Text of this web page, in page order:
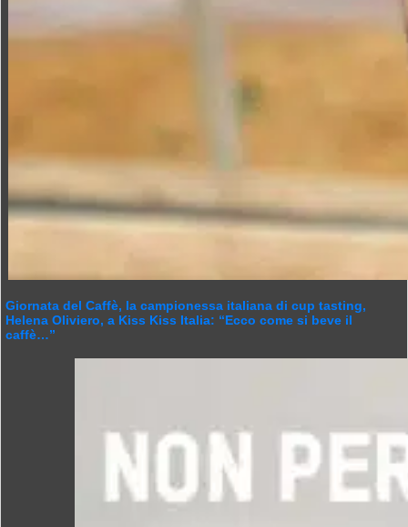
Giornata del Caffè, la campionessa italiana di cup tasting,
Helena Oliviero, a Kiss Kiss Italia: “Ecco come si beve il
caffè…”